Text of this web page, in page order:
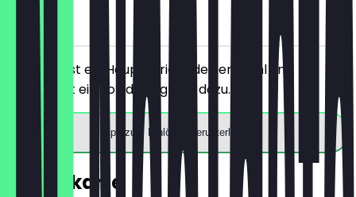
vor Ort
Du bestellst ein Hauptgericht deiner Wahl und
bekommst ein Softdrink gratis dazu.
App zum Einlösen herunterladen
Speisekarte